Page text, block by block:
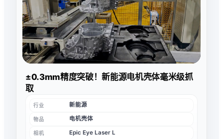
±0.3mm精度突破！新能源电机壳体毫米级抓
取
行业 新能源
物品 电机壳体
相机 Epic Eye Laser L